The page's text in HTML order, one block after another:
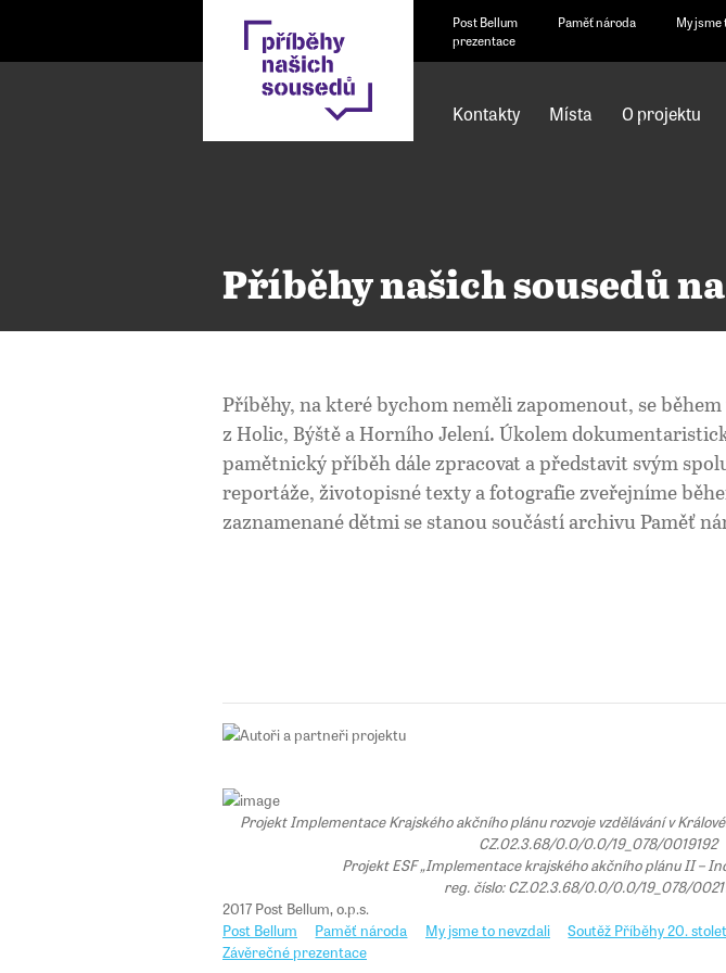
Post Bellum Paměť národa My jsme
prezentace
Kontakty Místa O projektu
Příběhy našich sousedů
Příběhy, na které bychom neměli zapomenout, se
z Holic, Býště a Horního Jelení. Úkolem
pamětnický příběh dále zpracovat a představit svým
reportáže, životopisné texty a fotografie zveřejníme
zaznamenané dětmi se stanou součástí archivu Paměť
Projekt Implementace Krajského akčního plánu rozvoje vzdělávání v
CZ.02.3.68/0.0/0.0/19_078/0019192
Projekt ESF „Implementace krajského akčního plánu II –
reg. číslo: CZ.02.3.68/0.0/0.0/19_078/
2017 Post Bellum, o.p.s.
Post Bellum
Paměť národa My jsme to nevzdali Soutěž Příběhy 20.
Závěrečné prezentace